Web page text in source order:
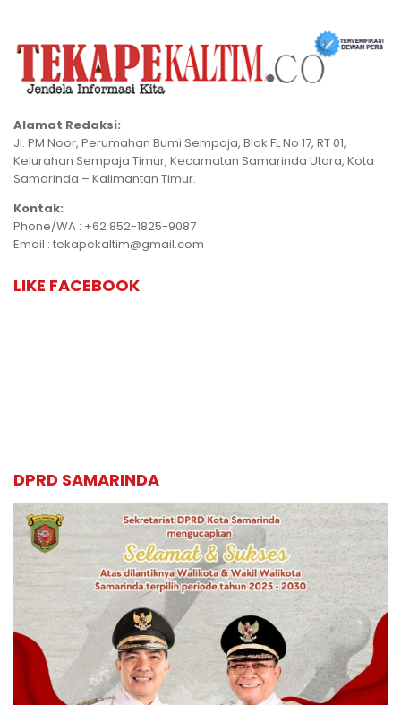
Alamat Redaksi:
Jl. PM Noor, Perumahan Bumi Sempaja, Blok FL No 17, RT 01,
Kelurahan Sempaja Timur, Kecamatan Samarinda Utara, Kota
Samarinda – Kalimantan Timur.
Kontak:
Phone/WA : +62 852-1825-9087
Email : tekapekaltim@gmail.com
LIKE FACEBOOK
DPRD SAMARINDA